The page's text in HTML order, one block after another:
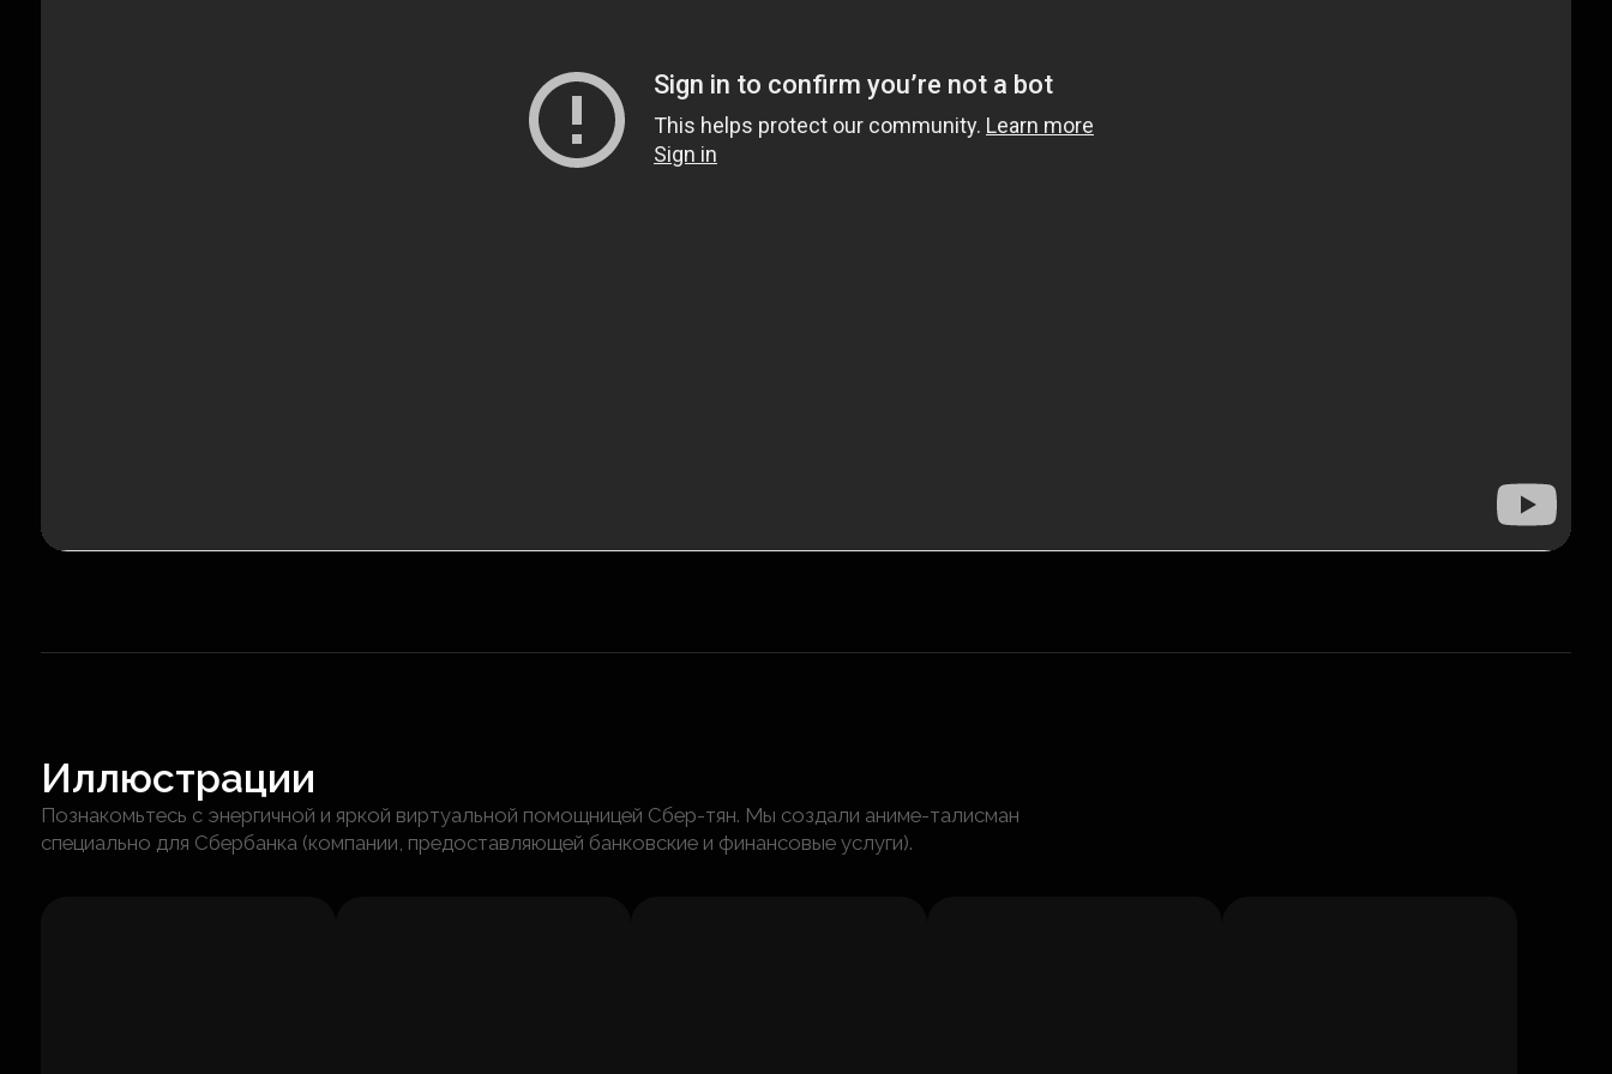
Иллюстрации
Познакомьтесь с энергичной и яркой виртуальной помощницей Сбер-тян. Мы создали аниме-талисман
специально для Сбербанка (компании, предоставляющей банковские и финансовые услуги).